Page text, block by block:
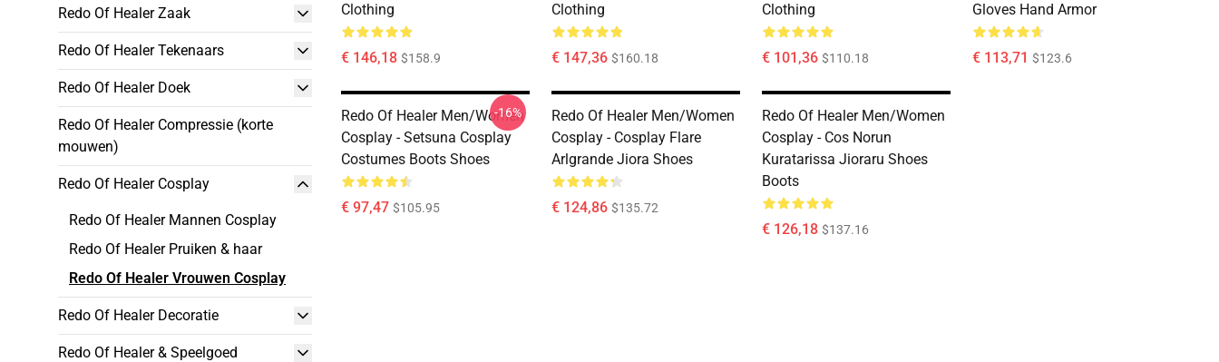
Redo Of Healer Zaak
Redo Of Healer Tekenaars
Redo Of Healer Doek
Redo Of Healer Compressie (korte
mouwen)
Redo Of Healer Cosplay
Redo Of Healer Mannen Cosplay
Redo Of Healer Pruiken & haar
Redo Of Healer Vrouwen Cosplay
Redo Of Healer Decoratie
Redo Of Healer & Speelgoed
Clothing
€ 146,18 $158.9
Clothing
€ 147,36 $160.18
Clothing
€ 101,36 $110.18
Gloves Hand Armor
€ 113,71 $123.6
Redo Of Healer Men/Women
Cosplay - Setsuna Cosplay
Costumes Boots Shoes
€ 97,47 $105.95
-16%
Redo Of Healer Men/Women
Cosplay - Cosplay Flare
Arlgrande Jiora Shoes
€ 124,86 $135.72
Redo Of Healer Men/Women
Cosplay - Cos Norun
Kuratarissa Jioraru Shoes
Boots
€ 126,18 $137.16